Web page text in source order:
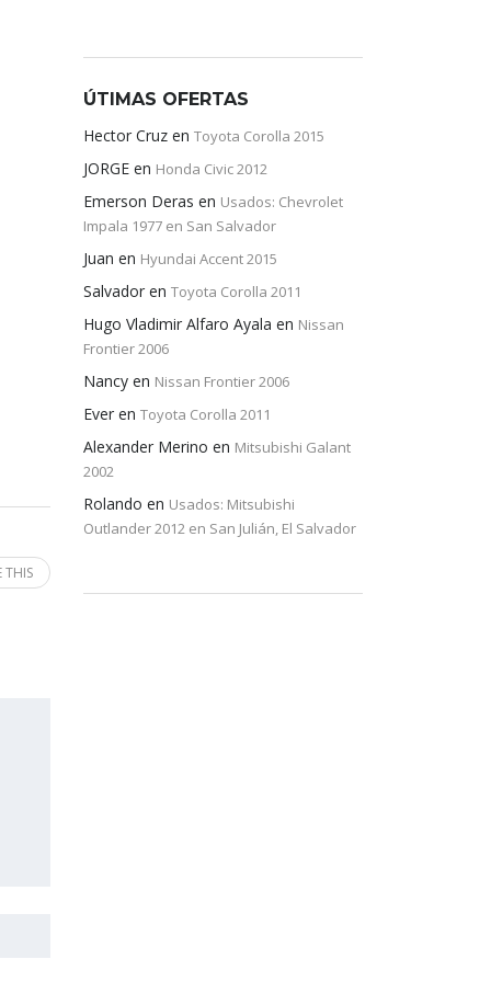
THIS
ÚTIMAS OFERTAS
Hector Cruz en Toyota Corolla 2015
JORGE en Honda Civic 2012
Emerson Deras en Usados: Chevrolet
Impala 1977 en San Salvador
Juan en Hyundai Accent 2015
Salvador en Toyota Corolla 2011
Hugo Vladimir Alfaro Ayala en Nissan
Frontier 2006
Nancy en Nissan Frontier 2006
Ever en Toyota Corolla 2011
Alexander Merino en Mitsubishi Galant
2002
Rolando en Usados: Mitsubishi
Outlander 2012 en San Julián, El Salvador